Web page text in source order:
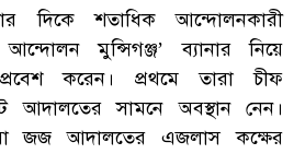
দিকে শতাধিক আন্দোলনকারী
আন্দোলন মুন্সিগঞ্জ’ ব্যানার নিয়ে
করেন। প্রথমে তারা চীফ
আদালতের সামনে অবস্থান নেন।
জজ আদালতের এজলাস কক্ষের